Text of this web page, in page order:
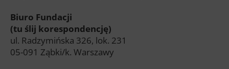
Biuro Fundacji
(tu ślij korespondencję)
ul. Radzymińska 326, lok. 231
05-091 Ząbki/k. Warszawy